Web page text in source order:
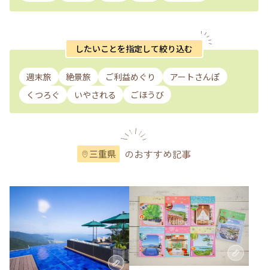
したいことを指定して絞り込む
週末旅 絶景旅 ご利益めぐり
アートさんぽ
くつろぐ
いやされる ごほうび
三重県 のおすすめ記事